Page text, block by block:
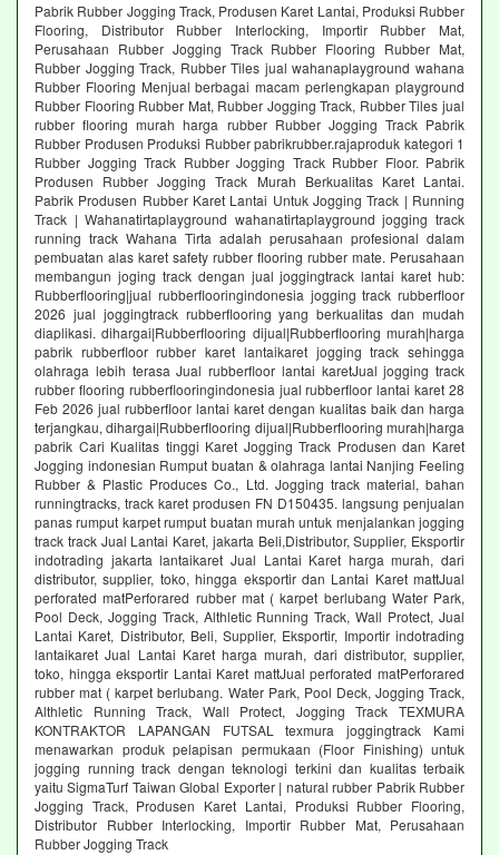
Pabrik Rubber Jogging Track, Produsen Karet Lantai, Produksi Rubber
Flooring, Distributor Rubber Interlocking, Importir Rubber Mat,
Perusahaan Rubber Jogging Track Rubber Flooring Rubber Mat,
Rubber Jogging Track, Rubber Tiles jual wahanaplayground wahana
Rubber Flooring Menjual berbagai macam perlengkapan playground
Rubber Flooring Rubber Mat, Rubber Jogging Track, Rubber Tiles jual
rubber flooring murah harga rubber Rubber Jogging Track Pabrik
Rubber Produsen Produksi Rubber pabrikrubber.rajaproduk kategori 1
Rubber Jogging Track Rubber Jogging Track Rubber Floor. Pabrik
Produsen Rubber Jogging Track Murah Berkualitas Karet Lantai.
Pabrik Produsen Rubber Karet Lantai Untuk Jogging Track | Running
Track | Wahanatirtaplayground wahanatirtaplayground jogging track
running track Wahana Tirta adalah perusahaan profesional dalam
pembuatan alas karet safety rubber flooring rubber mate. Perusahaan
membangun joging track dengan jual joggingtrack lantai karet hub:
Rubberflooring|jual rubberflooringindonesia jogging track rubberfloor
2026 jual joggingtrack rubberflooring yang berkualitas dan mudah
diaplikasi. dihargai|Rubberflooring dijual|Rubberflooring murah|harga
pabrik rubberfloor rubber karet lantaikaret jogging track sehingga
olahraga lebih terasa Jual rubberfloor lantai karetJual jogging track
rubber flooring rubberflooringindonesia jual rubberfloor lantai karet 28
Feb 2026 jual rubberfloor lantai karet dengan kualitas baik dan harga
terjangkau, dihargai|Rubberflooring dijual|Rubberflooring murah|harga
pabrik Cari Kualitas tinggi Karet Jogging Track Produsen dan Karet
Jogging indonesian Rumput buatan & olahraga lantai Nanjing Feeling
Rubber & Plastic Produces Co., Ltd. Jogging track material, bahan
runningtracks, track karet produsen FN D150435. langsung penjualan
panas rumput karpet rumput buatan murah untuk menjalankan jogging
track track Jual Lantai Karet, jakarta Beli,Distributor, Supplier, Eksportir
indotrading jakarta lantaikaret Jual Lantai Karet harga murah, dari
distributor, supplier, toko, hingga eksportir dan Lantai Karet mattJual
perforated matPerforared rubber mat ( karpet berlubang Water Park,
Pool Deck, Jogging Track, Althletic Running Track, Wall Protect, Jual
Lantai Karet, Distributor, Beli, Supplier, Eksportir, Importir indotrading
lantaikaret Jual Lantai Karet harga murah, dari distributor, supplier,
toko, hingga eksportir Lantai Karet mattJual perforated matPerforared
rubber mat ( karpet berlubang. Water Park, Pool Deck, Jogging Track,
Althletic Running Track, Wall Protect, Jogging Track TEXMURA
KONTRAKTOR LAPANGAN FUTSAL texmura joggingtrack Kami
menawarkan produk pelapisan permukaan (Floor Finishing) untuk
jogging running track dengan teknologi terkini dan kualitas terbaik
yaitu SigmaTurf Taiwan Global Exporter | natural rubber Pabrik Rubber
Jogging Track, Produsen Karet Lantai, Produksi Rubber Flooring,
Distributor Rubber Interlocking, Importir Rubber Mat, Perusahaan
Rubber Jogging Track